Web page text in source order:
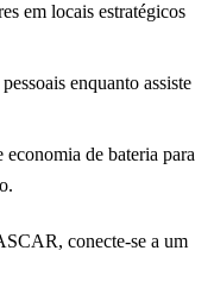
em locais estratégicos
enquanto assiste
economia de bateria para
conecte-se a um